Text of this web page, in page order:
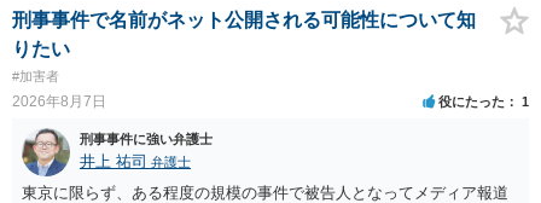
刑事事件で名前がネット公開される可能性について知
りたい
#加害者
2026年8月7日 役にたった 1
刑事事件に強い弁護士
井上 祐司 弁護士
東京に限らず、ある程度の規模の事件で被告人となってメディア報道